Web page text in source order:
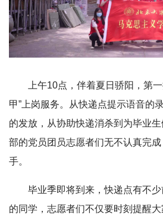
上午10点，伴着夏日骄阳，第
甲”上岗服务。从快递点提示语音的
的发放，从协助快递消杀到为毕业
部的党员团员志愿者们无不认真完
手。
毕业季即将到来，快递点有不
的同学，志愿者们不仅要时刻提醒大